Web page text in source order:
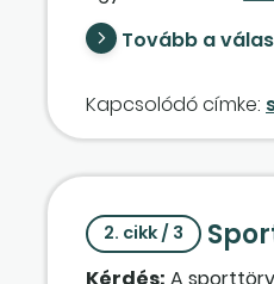
alkalmaz, a magas
tanulóknak. Több
nevelési
elszámolni? A
Helyes-e ez így?
Tovább a
Kapcsolódó címke:
2. cikk / 3
Kérdés: A